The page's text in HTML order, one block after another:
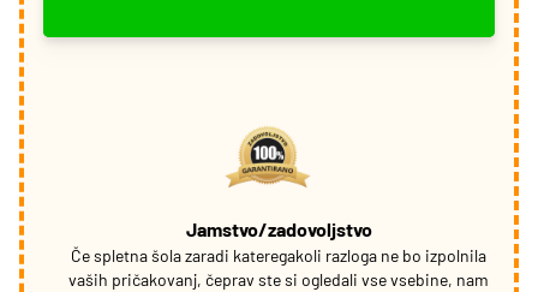
Jamstvo/zadovoljstvo
Če spletna šola zaradi kateregakoli razloga ne bo izpolnila
vaših pričakovanj, čeprav ste si ogledali vse vsebine, nam